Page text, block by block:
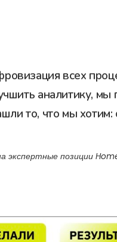
всех
аналитику,
то, что мы
экспертные позиции